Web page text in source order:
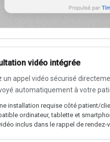
vidéo intégrée
un appel vidéo sécurisé
automatiquement à votre
installation requise côté patient/
ordinateur, tablette et
inclus dans le rappel de rendez-